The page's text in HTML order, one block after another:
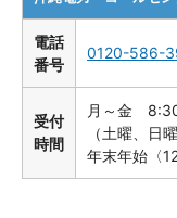
電話
番号
0120-586-
受付
時間
月～金
（土曜、日
年末年始〈